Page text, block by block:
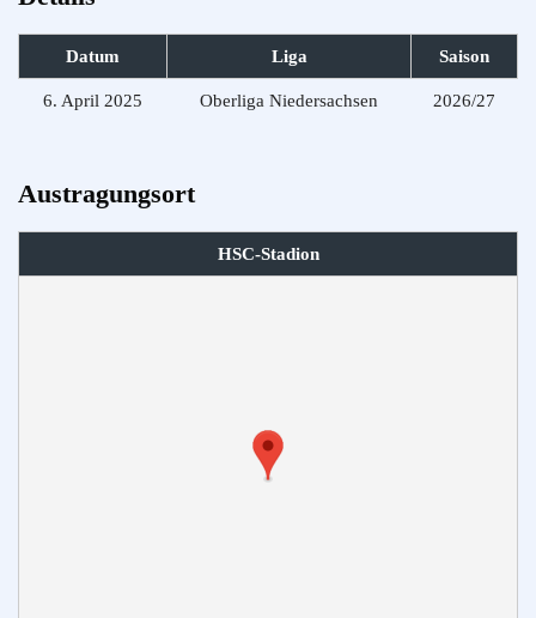
Datum Liga Saison
6. April 2025 Oberliga Niedersachsen 2026/27
Austragungsort
HSC-Stadion